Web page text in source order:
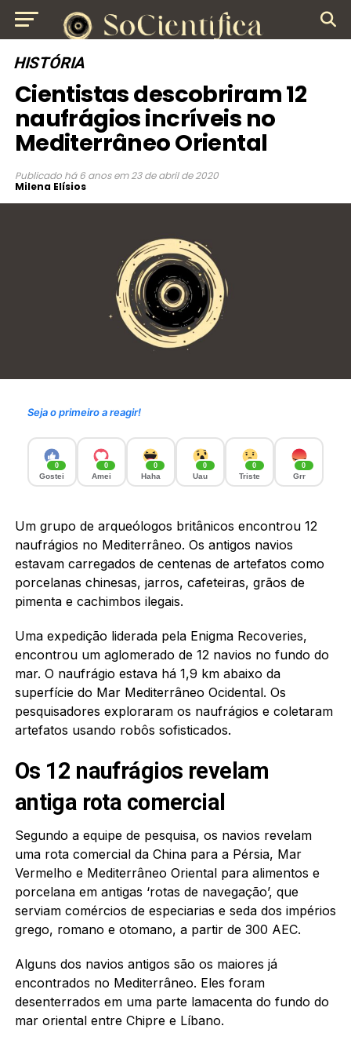
HISTÓRIA
Cientistas descobriram 12
naufrágios incríveis no
Mediterrâneo Oriental
Publicado há 6 anos em 23 de abril de 2020
Milena Elísios
Seja o primeiro a reagir!
0
Gostei
0
Amei
0
Haha
0
Uau
0
Triste
0
Grr
Um grupo de arqueólogos britânicos encontrou 12
naufrágios no Mediterrâneo. Os antigos navios
estavam carregados de centenas de artefatos como
porcelanas chinesas, jarros, cafeteiras, grãos de
pimenta e cachimbos ilegais.
Uma expedição liderada pela Enigma Recoveries,
encontrou um aglomerado de 12 navios no fundo do
mar. O naufrágio estava há 1,9 km abaixo da
superfície do Mar Mediterrâneo Ocidental. Os
pesquisadores exploraram os naufrágios e coletaram
artefatos usando robôs sofisticados.
Os 12 naufrágios revelam
antiga rota comercial
Segundo a equipe de pesquisa, os navios revelam
uma rota comercial da China para a Pérsia, Mar
Vermelho e Mediterrâneo Oriental para alimentos e
porcelana em antigas ‘rotas de navegação’, que
serviam comércios de especiarias e seda dos impérios
grego, romano e otomano, a partir de 300 AEC.
Alguns dos navios antigos são os maiores já
encontrados no Mediterrâneo. Eles foram
desenterrados em uma parte lamacenta do fundo do
mar oriental entre Chipre e Líbano.